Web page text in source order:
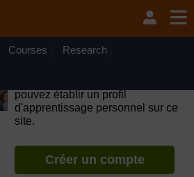
be unavailable on Wednesday 12
to 10.30am (GMT) due to routine
Courses Research
pouvez établir un profil
d'apprentissage personnel sur ce
site.
Créer un compte